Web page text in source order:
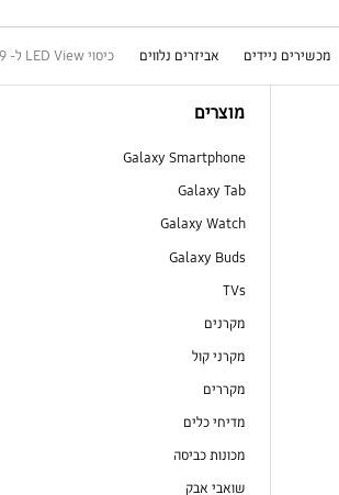
מכשירים ניידים אביזרים נלווים כיסוי LED View ל- Galaxy Note9
מוצרים
Galaxy Smartphone
Galaxy Tab
Galaxy Watch
Galaxy Buds
TVs
מקרנים
מקרני קול
מקררים
מדיחי כלים
מכונות כביסה
שואבי אבק